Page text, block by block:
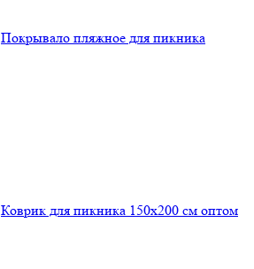
Покрывало пляжное для пикника
Коврик для пикника 150х200 см оптом